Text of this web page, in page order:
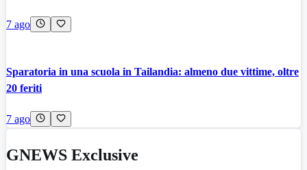
7 ago
Sparatoria in una scuola in Tailandia: almeno due vittime, oltre
20 feriti
7 ago
GNEWS Exclusive